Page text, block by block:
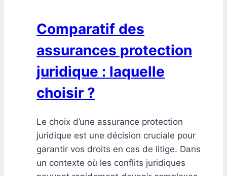
Comparatif des
assurances protection
juridique : laquelle
choisir ?
Le choix d’une assurance protection
juridique est une décision cruciale pour
garantir vos droits en cas de litige. Dans
un contexte où les conflits juridiques